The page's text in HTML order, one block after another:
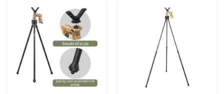
Produkty
Filmy
Pokaz VR